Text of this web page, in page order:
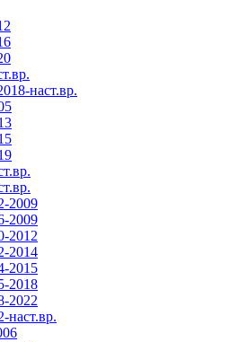
наст.вр.
2009
2009
2012
2014
2015
2018
2022
наст.вр.